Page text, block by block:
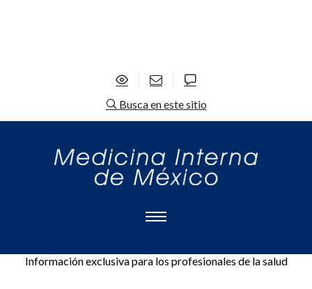
Busca en este sitio
Información exclusiva para los profesionales de la salud